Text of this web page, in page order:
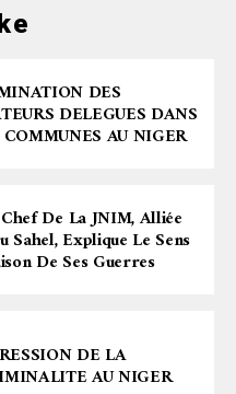
DES
DELEGUES DANS
AU NIGER
De La JNIM, Alliée
Sahel, Explique Le Sens
De Ses Guerres
DE LA
AU NIGER